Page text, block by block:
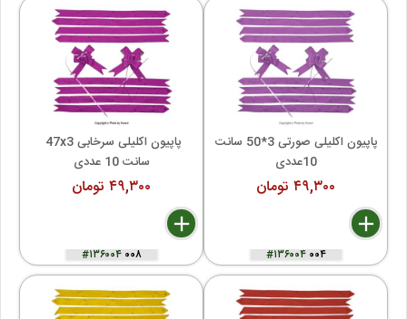
سانت 10 عددی
۴۹,۳۰۰ تومان
delete
remove
add
#۱۳۶۰۰۴۰۰۸
10عددی
۴۹,۳۰۰ تومان
delete
remove
add
#۱۳۶۰۰۴۰۰۴